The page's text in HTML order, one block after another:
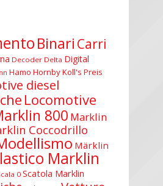
Binari Carri
Decoder Delta Digital
Hamo HornbyKoll's Preis
diesel
Locomotive
800 Marklin
Coccodrillo
Märklin
Marklin
0Scatola Marklin